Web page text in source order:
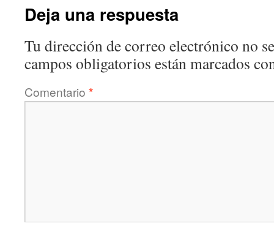
Deja una respuesta
Tu dirección de correo electrónico no
campos obligatorios están marcados
Comentario *